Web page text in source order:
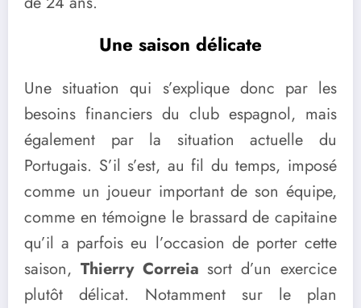
Une saison délicate
Une situation qui s’explique donc par les
besoins financiers du club espagnol, mais
également par la situation actuelle du
Portugais. S’il s’est, au fil du temps, imposé
comme un joueur important de son équipe,
comme en témoigne le brassard de capitaine
qu’il a parfois eu l’occasion de porter cette
saison, Thierry Correia sort d’un exercice
plutôt délicat. Notamment sur le plan